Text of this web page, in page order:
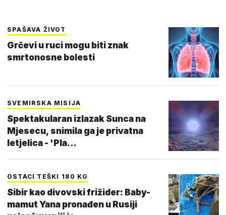
SPAŠAVA ŽIVOT
Grčevi u ruci mogu biti znak
smrtonosne bolesti
SVEMIRSKA MISIJA
Spektakularan izlazak Sunca na
Mjesecu, snimila ga je privatna
letjelica - 'Pla…
OSTACI TEŠKI 180 KG
Sibir kao divovski frižider: Baby-
mamut Yana pronađen u Rusiji